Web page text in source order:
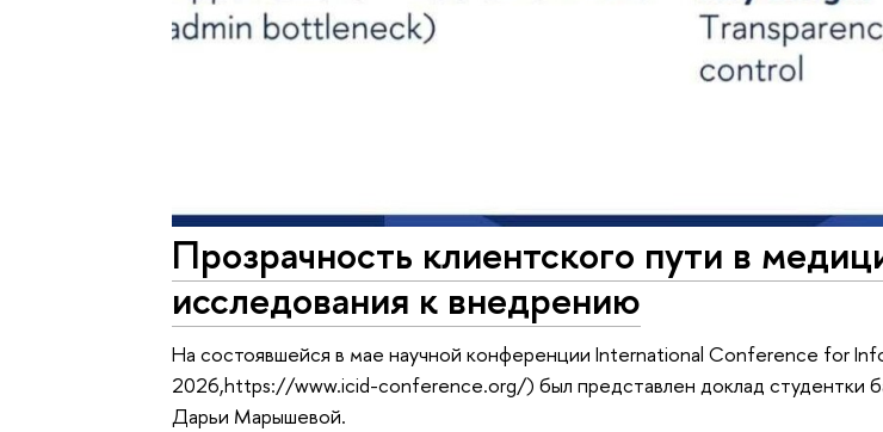
Прозрачность клиентского пути в
исследования к внедрению
На состоявшейся в мае научной конференции International Conference for
2026,https://www.icid-conference.org/) был представлен доклад студентки
Дарьи Марышевой.